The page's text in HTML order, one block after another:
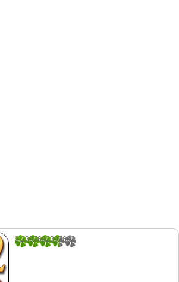
3.2307692307692